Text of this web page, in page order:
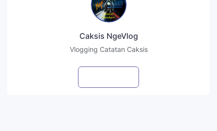
Caksis NgeVlog
Vlogging Catatan Caksis